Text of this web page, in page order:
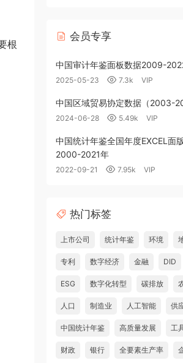
根
会员专享
中国审计年鉴面板数据2009-
2025-05-23 7.3k VIP
中国区域贸易协定数据（2003-
2024-06-28 5.49k VIP
中国统计年鉴全国年度EXCEL面
2000-2021年
2022-09-21 7.95k VIP
热门标签
上市公司 统计年鉴 环境
专利 数字经济 金融 DID
ESG 数字化转型 碳排放
人口 制造业 人工智能 供
中国统计年鉴 高质量发展 工
财政 银行 全要素生产率